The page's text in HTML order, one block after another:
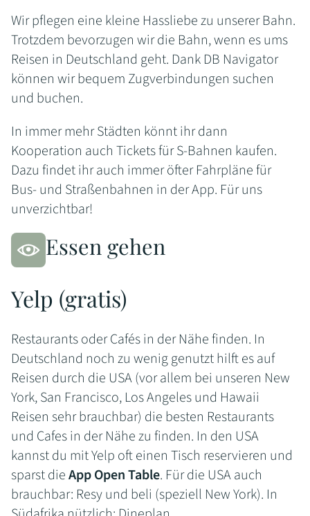
Wir pflegen eine kleine Hassliebe zu unserer Bahn.
Trotzdem bevorzugen wir die Bahn, wenn es ums
Reisen in Deutschland geht. Dank DB Navigator
können wir bequem Zugverbindungen suchen
und buchen.
In immer mehr Städten könnt ihr dann
Kooperation auch Tickets für S-Bahnen kaufen.
Dazu findet ihr auch immer öfter Fahrpläne für
Bus- und Straßenbahnen in der App. Für uns
unverzichtbar!
Essen gehen
Yelp (gratis)
Restaurants oder Cafés in der Nähe finden. In
Deutschland noch zu wenig genutzt hilft es auf
Reisen durch die USA (vor allem bei unseren New
York, San Francisco, Los Angeles und Hawaii
Reisen sehr brauchbar) die besten Restaurants
und Cafes in der Nähe zu finden. In den USA
kannst du mit Yelp oft einen Tisch reservieren und
sparst dieApp Open Table. Für die USA auch
brauchbar: Resy und beli (speziell New York). In